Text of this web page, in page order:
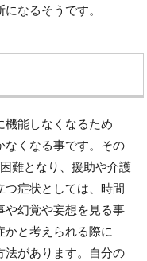
なるそうです。
機能しなくなるため
なくなる事です。その
難となり、援助や介護
つ症状としては、時間
や幻覚や妄想を見る事
かと考えられる際に
法があります。自分の